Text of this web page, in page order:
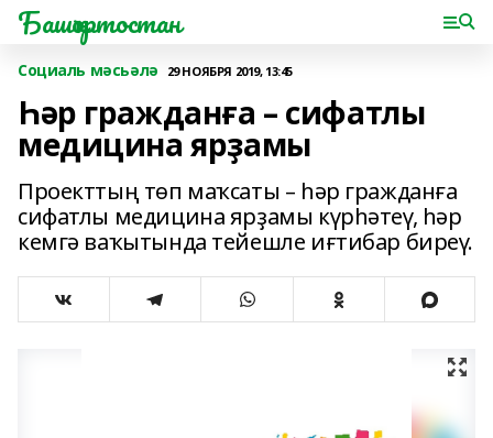
Башҡортостан
Социаль мәсьәлә 29 НОЯБРЯ 2019, 13:45
Һәр гражданға – сифатлы
медицина ярҙамы
Проекттың төп маҡсаты – һәр гражданға
сифатлы медицина ярҙамы күрһәтеү, һәр
кемгә ваҡытында тейешле иғтибар биреү.